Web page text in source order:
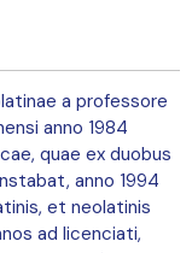
a professore
anno 1984
quae ex duobus
anno 1994
et neolatinis
ad licenciati,